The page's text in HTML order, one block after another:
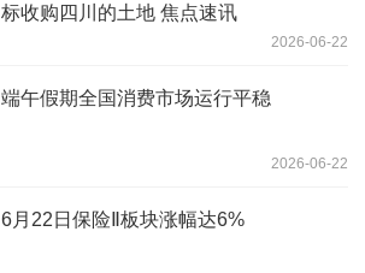
标收购四川的土地 焦点速讯
2026-06-22
端午假期全国消费市场运行平稳
2026-06-22
6月22日保险Ⅱ板块涨幅达6%